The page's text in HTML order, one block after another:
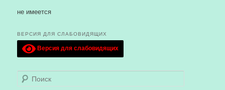
не имеется
ВЕРСИЯ ДЛЯ СЛАБОВИДЯЩИХ
Версия для слабовидящих
Поиск